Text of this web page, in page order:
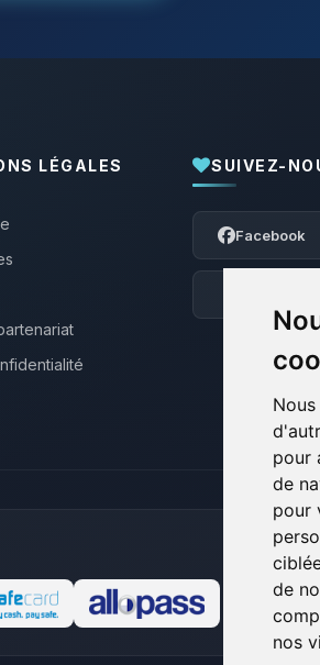
pour
de
pour
de
nos
LÉGALES SUIVEZ-
Facebook
Youpi, enfin
Moi c’est
BoxToPlay. Dis-
et je vais
09/08/2026 à 12:00